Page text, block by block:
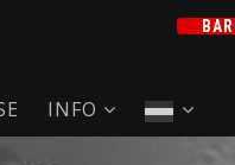
INFO